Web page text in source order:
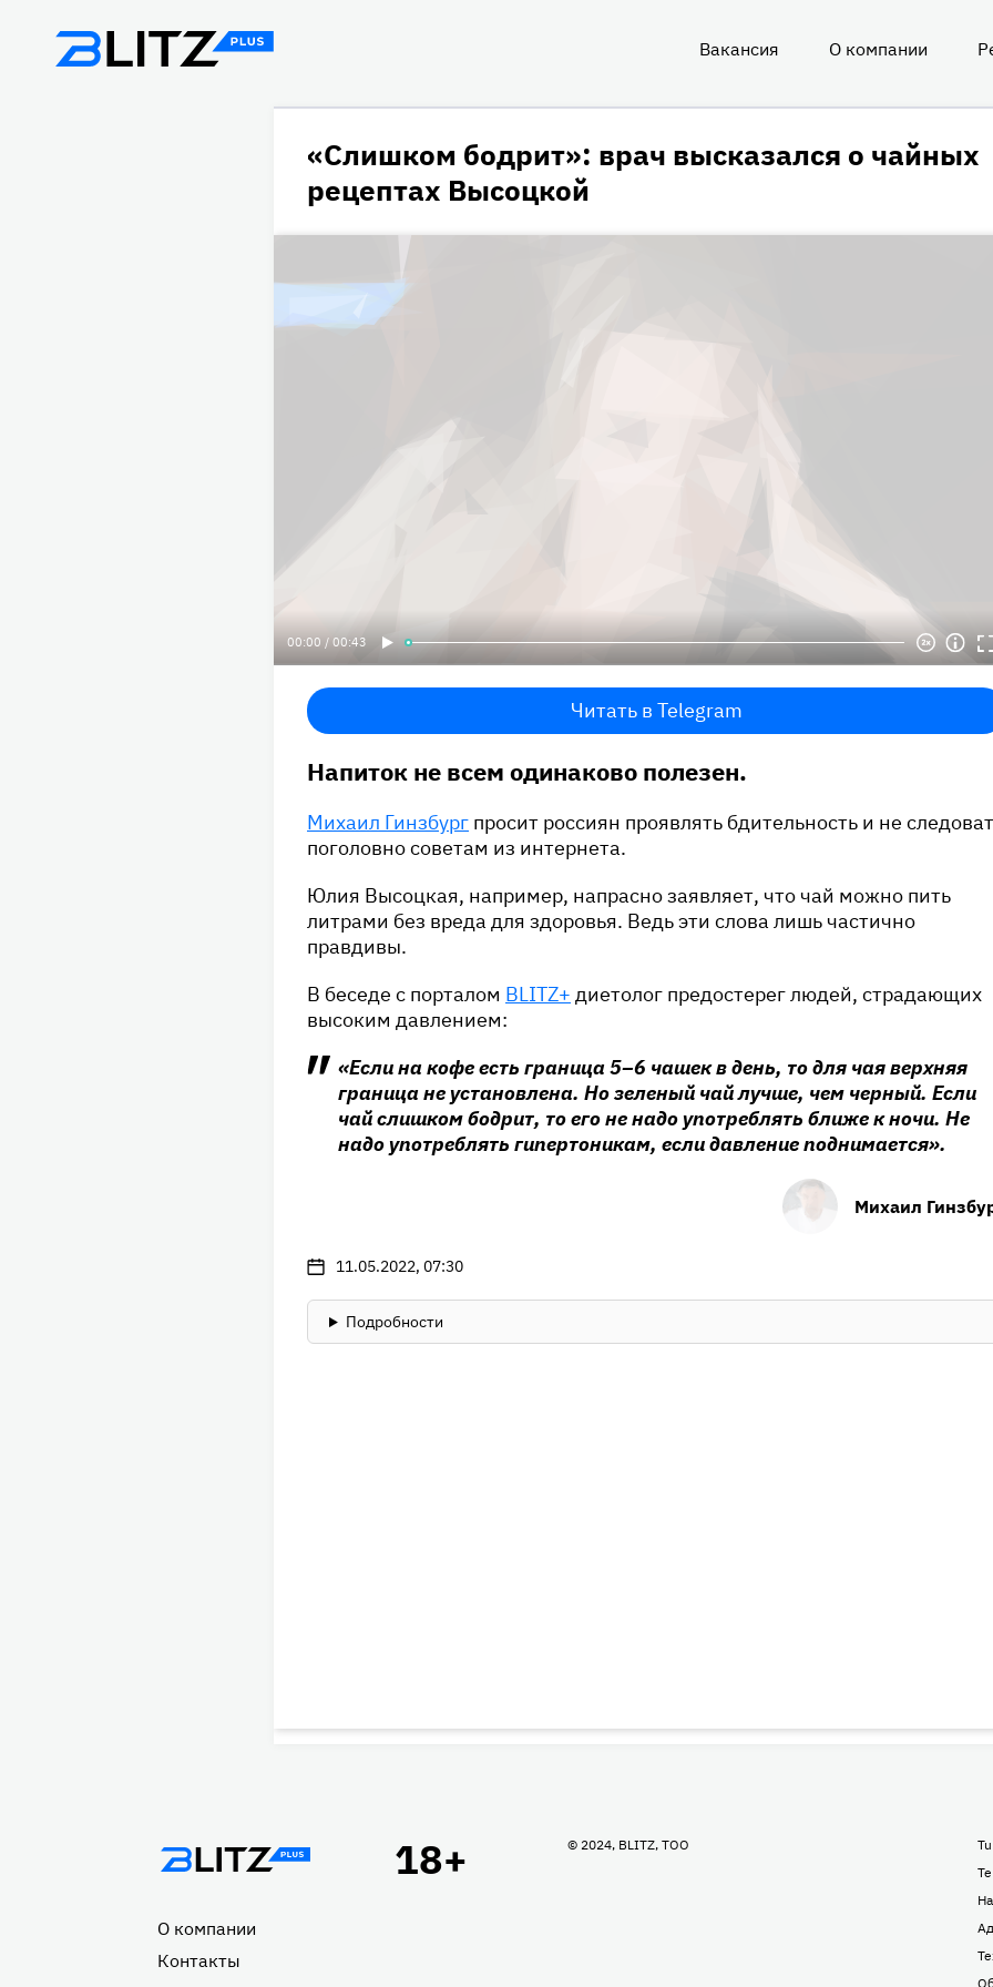
Вакансия О компании
«Слишком бодрит»: врач высказался о чайных
рецептах Высоцкой
00:00 / 00:43
Читать в Telegram
Напиток не всем одинаково полезен.
Михаил Гинзбург просит россиян проявлять бдительность и не
поголовно советам из интернета.
Юлия Высоцкая, например, напрасно заявляет, что чай можно пить
литрами без вреда для здоровья. Ведь эти слова лишь частично
правдивы.
В беседе с порталом BLITZ+ диетолог предостерег людей, страдающих
высоким давлением:
«Если на кофе есть граница 5–6 чашек в день, то для чая верхняя
граница не установлена. Но зеленый чай лучше, чем черный. Если
чай слишком бодрит, то его не надо употреблять ближе к ночи. Не
надо употреблять гипертоникам, если давление поднимается».
Михаил
11.05.2022, 07:30
Подробности
Подвал
О компании
Контакты
© 2024, BLITZ, TOO